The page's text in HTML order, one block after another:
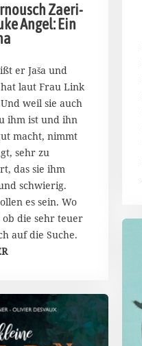
Zaeri-
Angel: Ein
er Jaša und
laut Frau Link
weil sie auch
ihm ist und ihn
macht, nimmt
sehr zu
das sie ihm
schwierig.
es sein. Wo
ob die sehr teuer
auf die Suche.